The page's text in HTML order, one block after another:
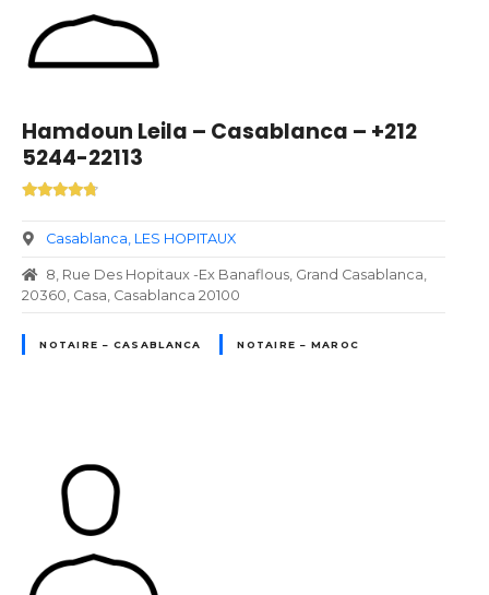
Hamdoun Leila – Casablanca – +212
5244-22113
Casablanca LES HOPITAUX
8, Rue Des Hopitaux -Ex Banaflous, Grand Casablanca,
20360, Casa, Casablanca 20100
NOTAIRE – CASABLANCA NOTAIRE – MAROC